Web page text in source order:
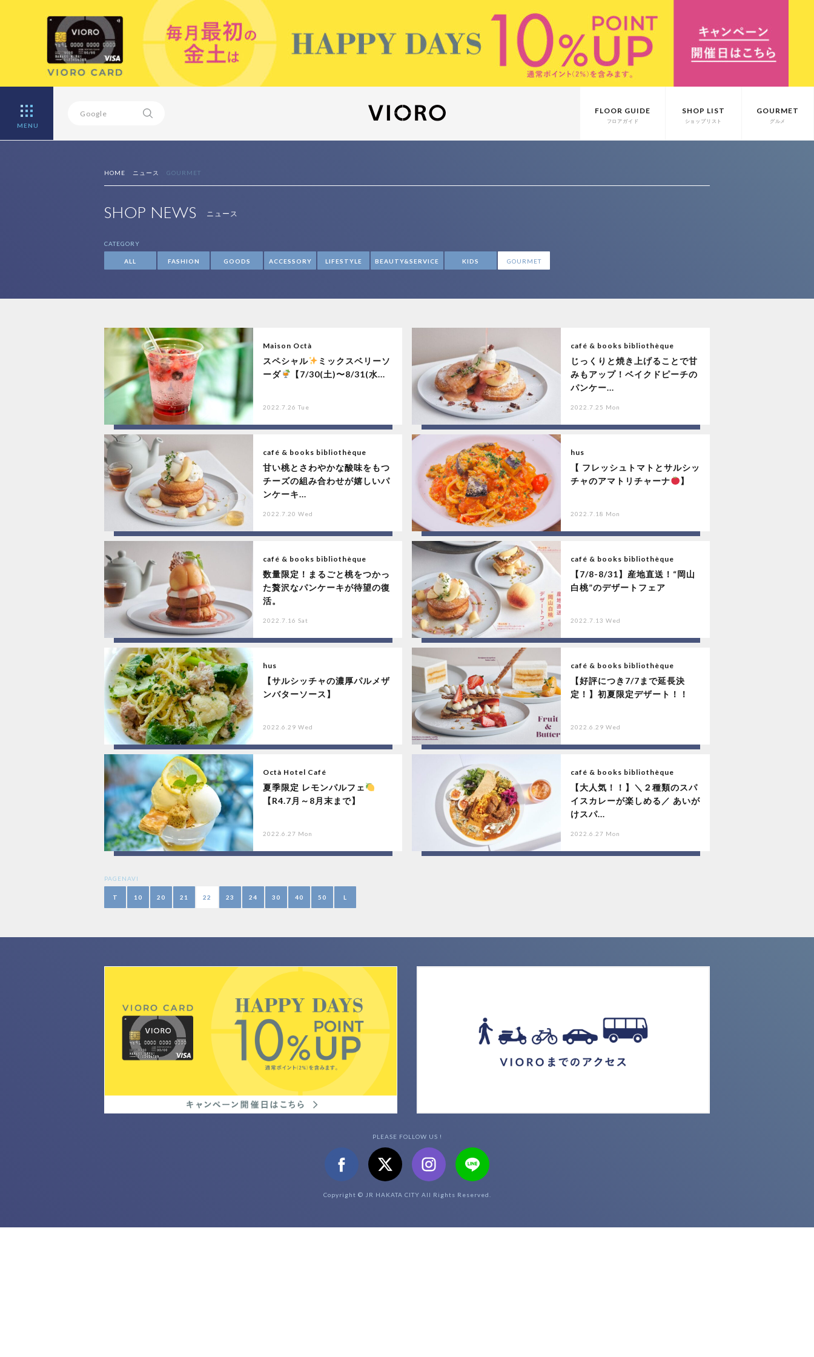
MENU
FLOOR GUIDE
フロアガイド
SHOP LIST
ショップリスト
GOURMET
グルメ
HOME ニュース GOURMET
SHOP NEWS ニュース
CATEGORY
ALL FASHION GOODS ACCESSORY LIFESTYLE BEAUTY&SERVICE KIDS GOURMET
Maison Octà
スペシャル
ミックスベリーソ
ーダ
【7/30(土)〜8/31(水...
2022.7.26 Tue
café & books bibliothèque
じっくりと焼き上げることで甘
みもアップ！ベイクドピーチの
パンケー...
2022.7.25 Mon
café & books bibliothèque
甘い桃とさわやかな酸味をもつ
チーズの組み合わせが嬉しいパ
ンケーキ...
2022.7.20 Wed
hus
【 フレッシュトマトとサルシッ
チャのアマトリチャーナ
】
2022.7.18 Mon
café & books bibliothèque
数量限定！まるごと桃をつかっ
た贅沢なパンケーキが待望の復
活。
2022.7.16 Sat
café & books bibliothèque
【7/8-8/31】産地直送！“岡山
白桃”のデザートフェア
2022.7.13 Wed
hus
【サルシッチャの濃厚パルメザ
ンバターソース】
2022.6.29 Wed
café & books bibliothèque
【好評につき7/7まで延長決
定！】初夏限定デザート！！
2022.6.29 Wed
Octà Hotel Café
夏季限定 レモンパルフェ
【R4.7月～8月末まで】
2022.6.27 Mon
café & books bibliothèque
【大人気！！】＼２種類のスパ
イスカレーが楽しめる／ あいが
けスパ...
2022.6.27 Mon
PAGENAVI
T 10 20 21 22 23 24 30 40 50 L
PLEASE FOLLOW US !
Copyright © JR HAKATA CITY All Rights Reserved.